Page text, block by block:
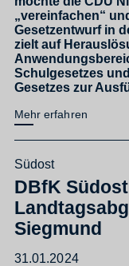
„vereinfachen“
Gesetzentwurf in
zielt auf
Schulgesetzes
Gesetzes zur
Mehr erfahren
Südost
DBfK
Siegmund
31.01.2024